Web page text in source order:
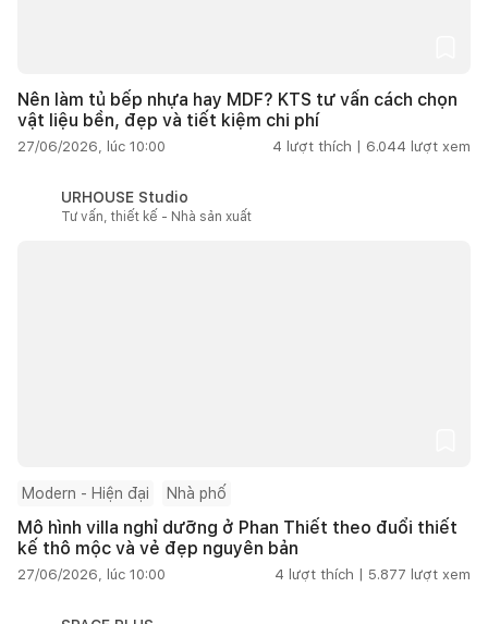
Nên làm tủ bếp nhựa hay MDF? KTS tư vấn cách chọn
vật liệu bền, đẹp và tiết kiệm chi phí
27/06/2026, lúc 10:00 4 lượt thích | 6.044 lượt xem
URHOUSE Studio
Tư vấn, thiết kế - Nhà sản xuất
Modern - Hiện đại Nhà phố
Mô hình villa nghỉ dưỡng ở Phan Thiết theo đuổi thiết
kế thô mộc và vẻ đẹp nguyên bản
27/06/2026, lúc 10:00 4 lượt thích | 5.877 lượt xem